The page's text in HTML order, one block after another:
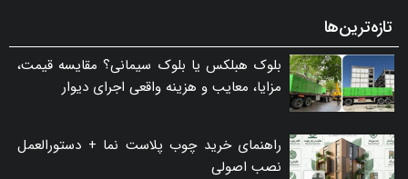
تازه‌ترین‌ها
بلوک هبلکس یا بلوک سیمانی؟ مقایسه قیمت،
مزایا، معایب و هزینه واقعی اجرای دیوار
راهنمای خرید چوب پلاست نما + دستورالعمل
نصب اصولی